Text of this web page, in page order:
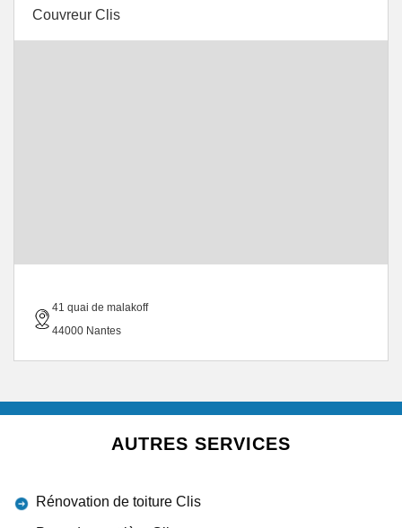
Couvreur Clis
41 quai de malakoff
44000 Nantes
AUTRES SERVICES
Rénovation de toiture Clis